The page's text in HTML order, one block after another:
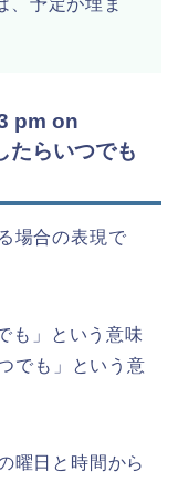
pm on
たらいつでも
場合の表現で
も」という意味
でも」という意
曜日と時間から